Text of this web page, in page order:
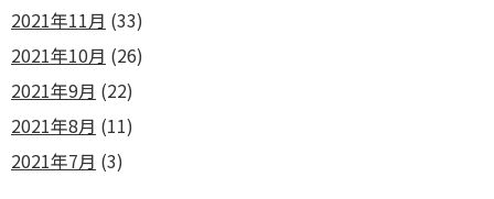
2021年11月 (33)
2021年10月 (26)
2021年9月 (22)
2021年8月 (11)
2021年7月 (3)